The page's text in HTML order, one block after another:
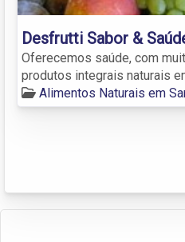
Desfrutti Sabor &
Oferecemos saúde, com
produtos integrais naturais
Alimentos Naturais em